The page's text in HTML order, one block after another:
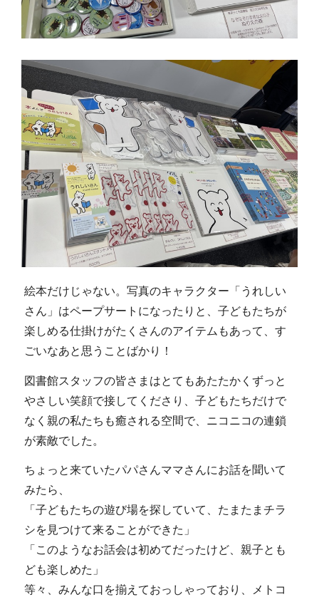
絵本だけじゃない。写真のキャラクター「うれしい
さん」はペープサートになったりと、子どもたちが
楽しめる仕掛けがたくさんのアイテムもあって、す
ごいなあと思うことばかり！
図書館スタッフの皆さまはとてもあたたかくずっと
やさしい笑顔で接してくださり、子どもたちだけで
なく親の私たちも癒される空間で、ニコニコの連鎖
が素敵でした。
ちょっと来ていたパパさんママさんにお話を聞いて
みたら、
「子どもたちの遊び場を探していて、たまたまチラ
シを見つけて来ることができた」
「このようなお話会は初めてだったけど、親子とも
ども楽しめた」
等々、みんな口を揃えておっしゃっており、メトコ